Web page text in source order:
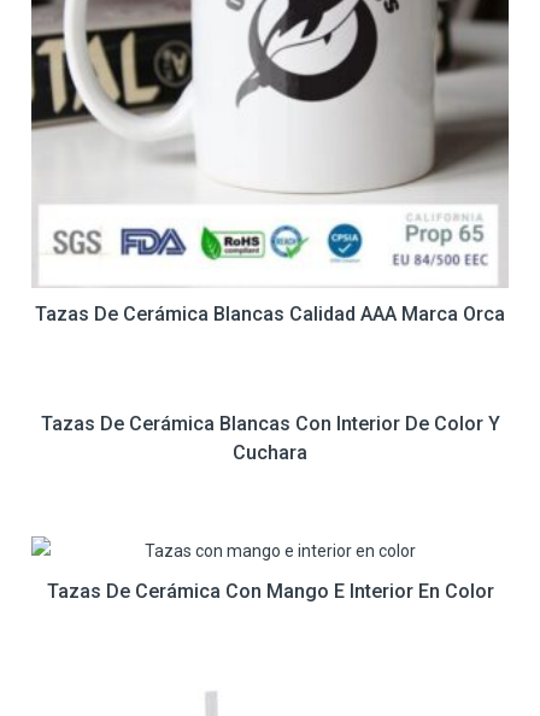
Tazas De Cerámica Blancas Calidad AAA Marca Orca
Tazas De Cerámica Blancas Con Interior De Color Y
Cuchara
Tazas De Cerámica Con Mango E Interior En Color